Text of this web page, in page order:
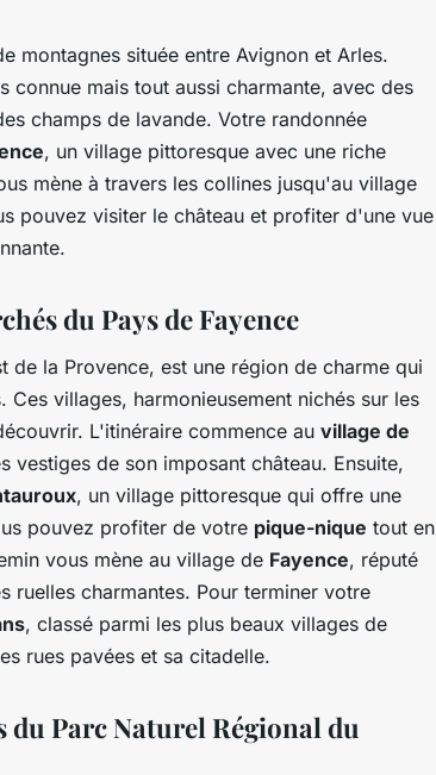
montagnes située entre Avignon et Arles.
connue mais tout aussi charmante, avec des
champs de lavande. Votre randonnée
, un village pittoresque avec une riche
mène à travers les collines jusqu'au village
pouvez visiter le château et profiter d'une vue
du Pays de Fayence
de la Provence, est une région de charme qui
villages, harmonieusement nichés sur les
L'itinéraire commence au village de
vestiges de son imposant château. Ensuite,
, un village pittoresque qui offre une
pouvez profiter de votre pique-nique tout en
vous mène au village de Fayence, réputé
ruelles charmantes. Pour terminer votre
, classé parmi les plus beaux villages de
rues pavées et sa citadelle.
du Parc Naturel Régional du